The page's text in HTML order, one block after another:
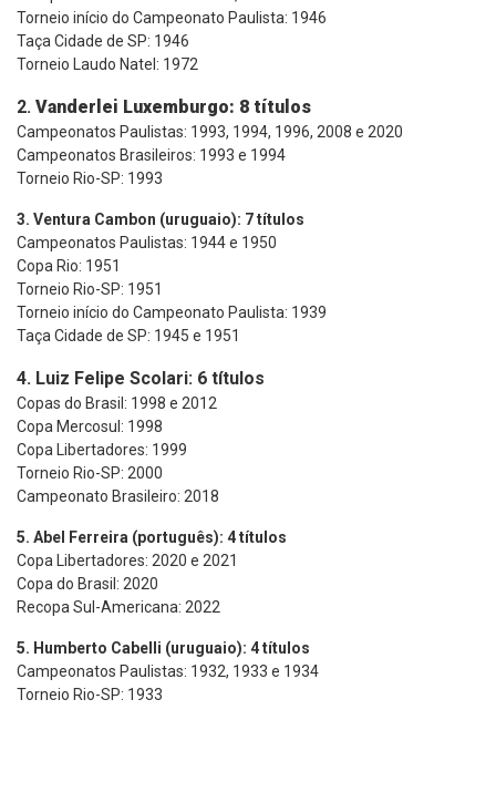
Torneio início do Campeonato Paulista: 1946
Taça Cidade de SP: 1946
Torneio Laudo Natel: 1972
2. Vanderlei Luxemburgo: 8 títulos
Campeonatos Paulistas: 1993, 1994, 1996, 2008 e 2020
Campeonatos Brasileiros: 1993 e 1994
Torneio Rio-SP: 1993
3. Ventura Cambon (uruguaio): 7 títulos
Campeonatos Paulistas: 1944 e 1950
Copa Rio: 1951
Torneio Rio-SP: 1951
Torneio início do Campeonato Paulista: 1939
Taça Cidade de SP: 1945 e 1951
4. Luiz Felipe Scolari: 6 títulos
Copas do Brasil: 1998 e 2012
Copa Mercosul: 1998
Copa Libertadores: 1999
Torneio Rio-SP: 2000
Campeonato Brasileiro: 2018
5. Abel Ferreira (português): 4 títulos
Copa Libertadores: 2020 e 2021
Copa do Brasil: 2020
Recopa Sul-Americana: 2022
5. Humberto Cabelli (uruguaio): 4 títulos
Campeonatos Paulistas: 1932, 1933 e 1934
Torneio Rio-SP: 1933